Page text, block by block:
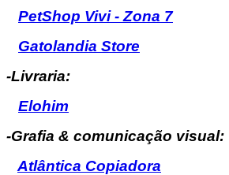
PetShop Vivi - Zona 7
Gatolandia Store
-Livraria:
Elohim
-Grafia & comunicação visual:
Atlântica Copiadora